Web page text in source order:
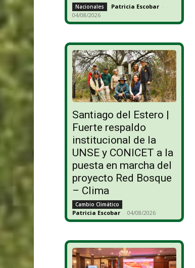
Nacionales Patricia Escobar -
04/08/2026
Santiago del Estero |
Fuerte respaldo
institucional de la
UNSE y CONICET a la
puesta en marcha del
proyecto Red Bosque
– Clima
Cambio Climático
Patricia Escobar - 04/08/2026